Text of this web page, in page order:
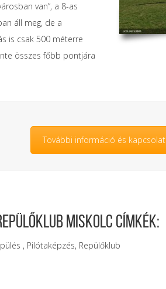
van”, a 8-as
áll meg, de a
is csak 500 méterre
összes főbb pontjára
További információ és kapcsolat
Miskolc Címkék:
, Pilótaképzés, Repülőklub